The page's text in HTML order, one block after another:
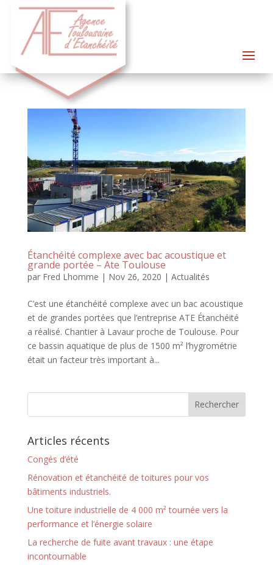
Étanchéité complexe avec bac acoustique et
grande portée – Ate Toulouse
par Fred Lhomme | Nov 26, 2020 | Actualités
C’est une étanchéité complexe avec un bac acoustique
et de grandes portées que l’entreprise ATE Étanchéité
a réalisé. Chantier à Lavaur proche de Toulouse. Pour
ce bassin aquatique de plus de 1500 m² l’hygrométrie
était un facteur très important à...
Articles récents
Congés d’été
Rénovation et étanchéité de toitures pour vos
bâtiments industriels.
Une toiture industrielle de 4 000 m² tournée vers la
performance et l’énergie solaire
La recherche de fuite avant travaux : une étape
incontournable